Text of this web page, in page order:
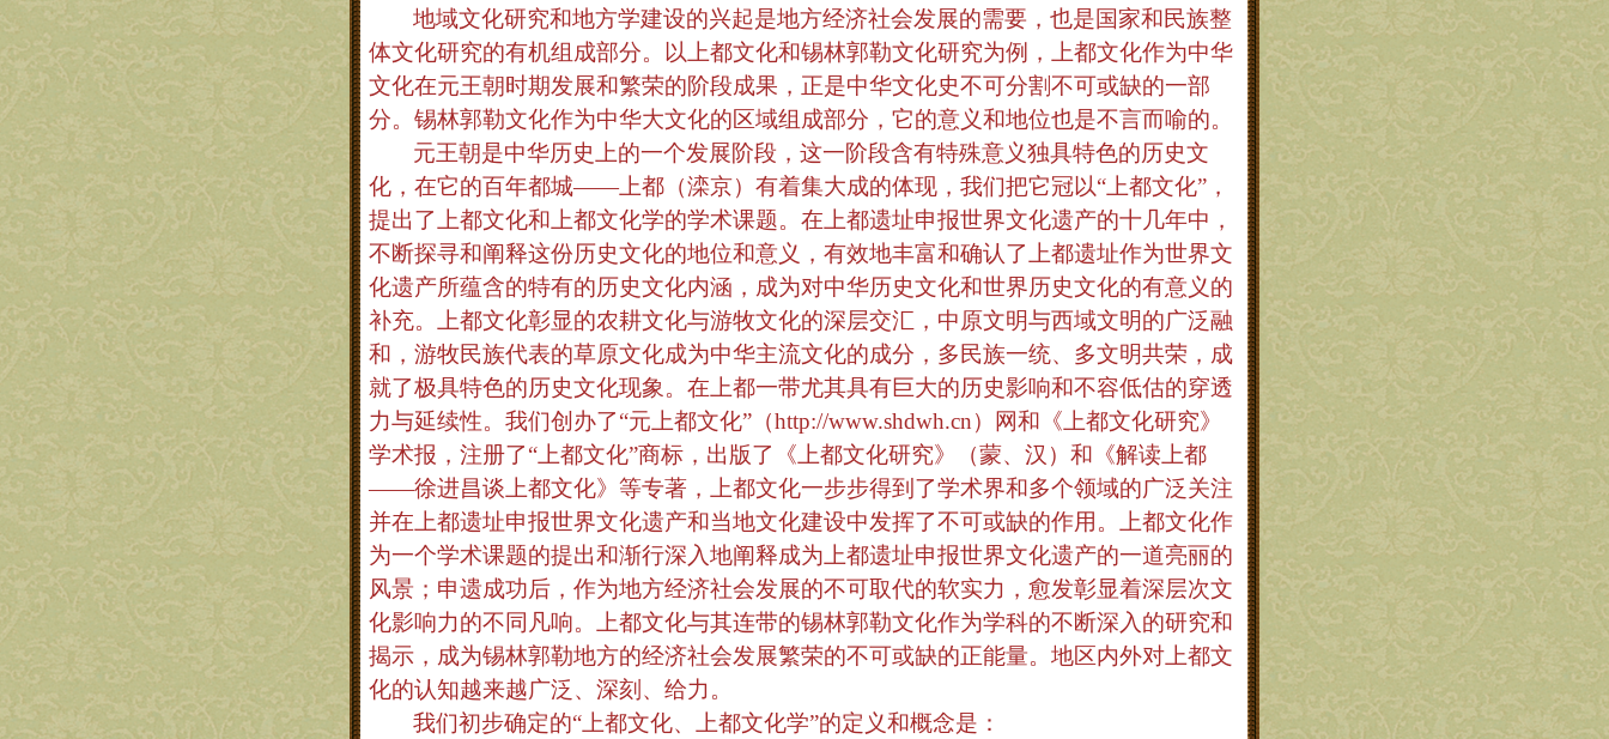
地域文化研究和地方学建设的兴起是地方经济社会发展的需要，也是国家和民族整
体文化研究的有机组成部分。以上都文化和锡林郭勒文化研究为例，上都文化作为中华
文化在元王朝时期发展和繁荣的阶段成果，正是中华文化史不可分割不可或缺的一部
分。锡林郭勒文化作为中华大文化的区域组成部分，它的意义和地位也是不言而喻的。
元王朝是中华历史上的一个发展阶段，这一阶段含有特殊意义独具特色的历史文
化，在它的百年都城——上都（滦京）有着集大成的体现，我们把它冠以“上都文化”，
提出了上都文化和上都文化学的学术课题。在上都遗址申报世界文化遗产的十几年中，
不断探寻和阐释这份历史文化的地位和意义，有效地丰富和确认了上都遗址作为世界文
化遗产所蕴含的特有的历史文化内涵，成为对中华历史文化和世界历史文化的有意义的
补充。上都文化彰显的农耕文化与游牧文化的深层交汇，中原文明与西域文明的广泛融
和，游牧民族代表的草原文化成为中华主流文化的成分，多民族一统、多文明共荣，成
就了极具特色的历史文化现象。在上都一带尤其具有巨大的历史影响和不容低估的穿透
力与延续性。我们创办了“元上都文化”（http://www.shdwh.cn）网和《上都文化研究》
学术报，注册了“上都文化”商标，出版了《上都文化研究》（蒙、汉）和《解读上都
——徐进昌谈上都文化》等专著，上都文化一步步得到了学术界和多个领域的广泛关注
并在上都遗址申报世界文化遗产和当地文化建设中发挥了不可或缺的作用。上都文化作
为一个学术课题的提出和渐行深入地阐释成为上都遗址申报世界文化遗产的一道亮丽的
风景；申遗成功后，作为地方经济社会发展的不可取代的软实力，愈发彰显着深层次文
化影响力的不同凡响。上都文化与其连带的锡林郭勒文化作为学科的不断深入的研究和
揭示，成为锡林郭勒地方的经济社会发展繁荣的不可或缺的正能量。地区内外对上都文
化的认知越来越广泛、深刻、给力。
我们初步确定的“上都文化、上都文化学”的定义和概念是：